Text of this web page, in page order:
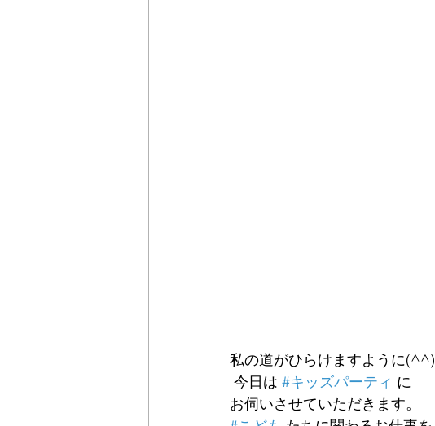
私の道がひらけますように(^^)
今日は #キッズパーティ に
お伺いさせていただきます。